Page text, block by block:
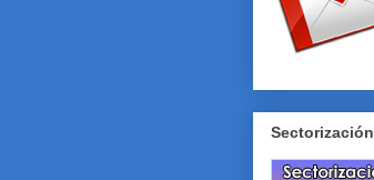
Sectorización